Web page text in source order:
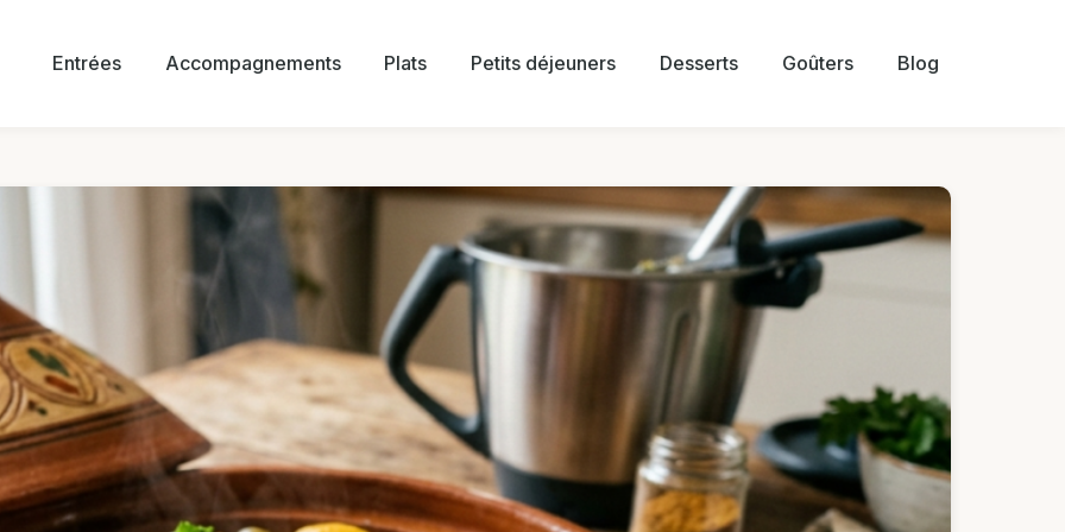
Entrées Accompagnements Plats Petits déjeuners Desserts Goûters Blog